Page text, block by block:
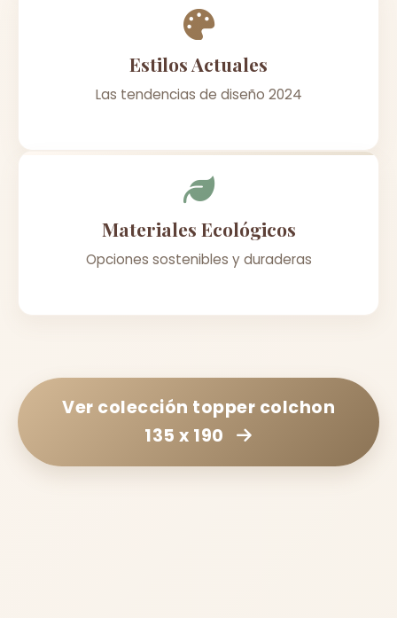
Estilos Actuales
Las tendencias de diseño 2024
Materiales Ecológicos
Opciones sostenibles y duraderas
Ver colección topper colchon
135 x 190